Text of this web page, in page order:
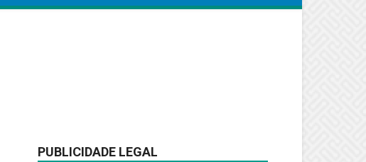
PUBLICIDADE LEGAL